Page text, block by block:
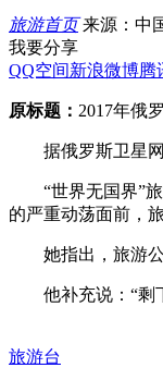
旅游首页 来源：中
我要分享
QQ空间新浪微博腾
原标题： 2017年俄
据俄罗斯卫星网
“世界无国界”旅
的严重动荡面前，
她指出，旅游公
他补充说：“剩下
旅游台